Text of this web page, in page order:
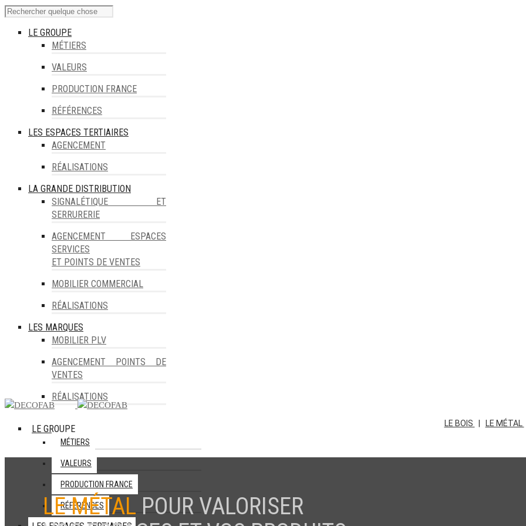
LE GROUPE
MÉTIERS
VALEURS
PRODUCTION FRANCE
RÉFÉRENCES
LES ESPACES TERTIAIRES
AGENCEMENT
RÉALISATIONS
LA GRANDE DISTRIBUTION
SIGNALÉTIQUE ET
SERRURERIE
AGENCEMENT ESPACES
SERVICES
ET POINTS DE VENTES
MOBILIER COMMERCIAL
RÉALISATIONS
LES MARQUES
MOBILIER PLV
AGENCEMENT POINTS DE
VENTES
RÉALISATIONS
LE BOIS LE MÉTAL
LE GROUPE
MÉTIERS
VALEURS
PRODUCTION FRANCE
RÉFÉRENCES
LE MÉTAL POUR VALORISER